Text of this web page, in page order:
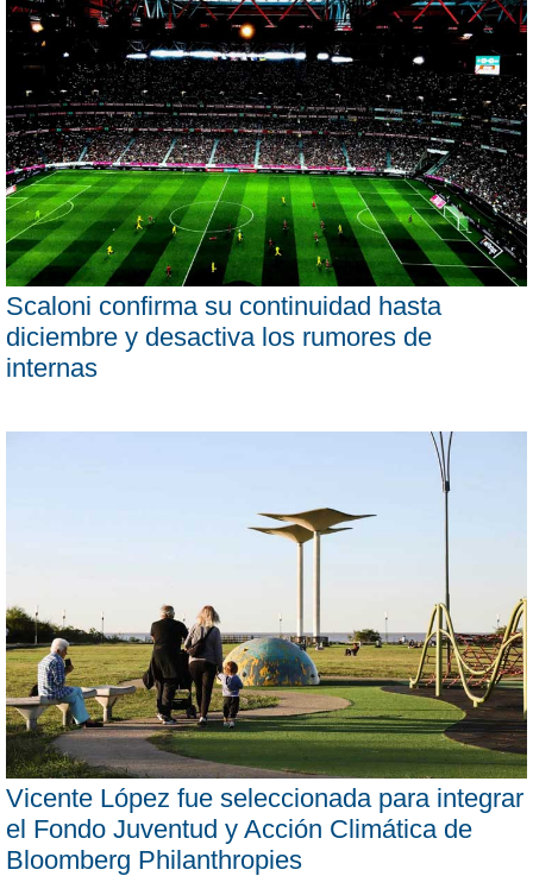
Scaloni confirma su continuidad hasta
diciembre y desactiva los rumores de
internas
Vicente López fue seleccionada para integrar
el Fondo Juventud y Acción Climática de
Bloomberg Philanthropies